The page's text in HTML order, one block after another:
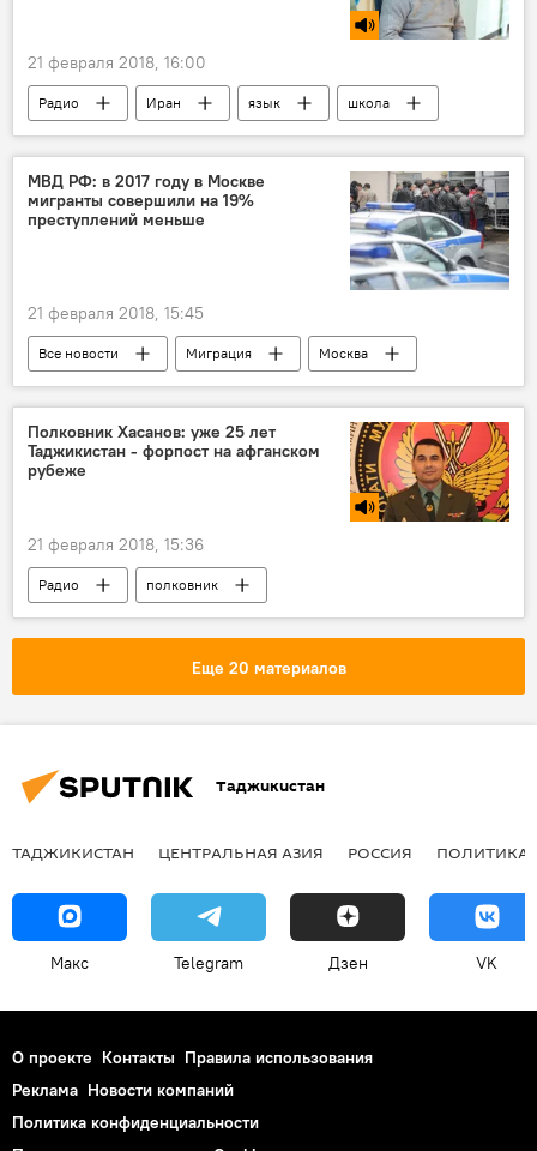
21 февраля 2018, 16:00
Радио Иран язык школа
МВД РФ: в 2017 году в Москве
мигранты совершили на 19%
преступлений меньше
21 февраля 2018, 15:45
Все новости Миграция
Москва
профилактика экстремизма
Новости мигрантов из Центральной Азии в России
Россия
Происшествия, ЧП, криминал
Полковник Хасанов: уже 25 лет
Таджикистан - форпост на афганском
рубеже
21 февраля 2018, 15:36
Радио
полковник
Армия и вооружение
Россия
Еще 20 материалов
Таджикистан
ТАДЖИКИСТАН ЦЕНТРАЛЬНАЯ АЗИЯ РОССИЯ ПОЛИТИКА
Макс Telegram Дзен VK
О проекте Контакты Правила использования
Реклама Новости компаний
Политика конфиденциальности